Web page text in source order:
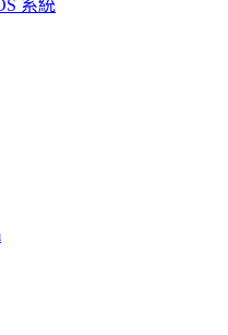
系統